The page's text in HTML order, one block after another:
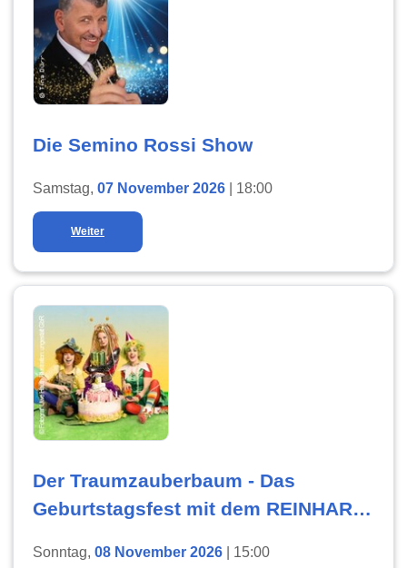
Die Semino Rossi Show
Samstag, 07 November 2026 | 18:00
Weiter
Der Traumzauberbaum - Das
Geburtstagsfest mit dem REINHARD
Sonntag, 08 November 2026 | 15:00